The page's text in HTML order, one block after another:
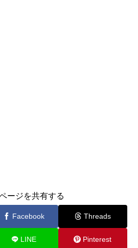
ージを共有する
Facebook Threads
LINE Pinterest